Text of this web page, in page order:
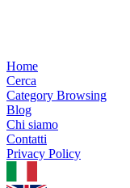
Home
Cerca
Category Browsing
Blog
Chi siamo
Contatti
Privacy Policy